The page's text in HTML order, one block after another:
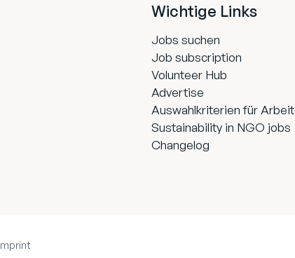
Wichtige Links
Jobs suchen
Job subscription
Volunteer Hub
Advertise
Auswahlkriterien für
Sustainability in NGO jobs
Changelog